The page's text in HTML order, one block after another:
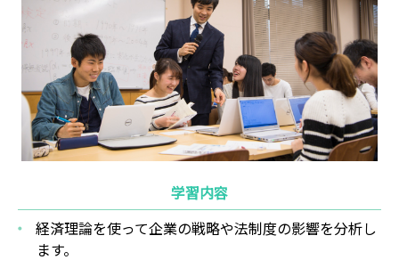
学習内容
経済理論を使って企業の戦略や法制度の影響を分析し
ます。